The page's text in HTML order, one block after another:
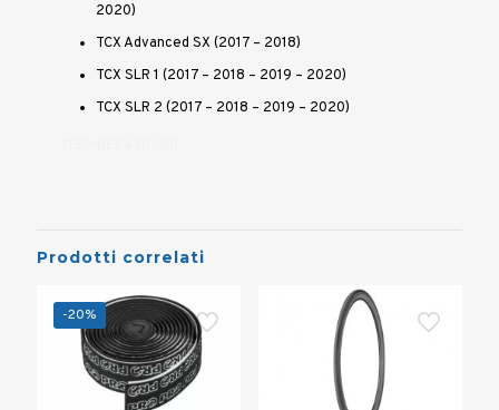
2020)
TCX Advanced SX (2017 – 2018)
TCX SLR 1 (2017 – 2018 – 2019 – 2020)
TCX SLR 2 (2017 – 2018 – 2019 – 2020)
Prodotti correlati
-20%